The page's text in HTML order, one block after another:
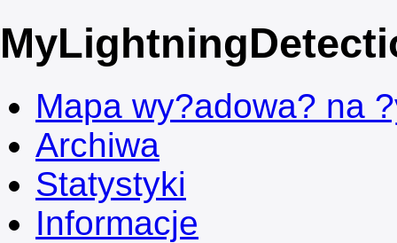
Mapa wy?adowa? na
Archiwa
Statystyki
Informacje